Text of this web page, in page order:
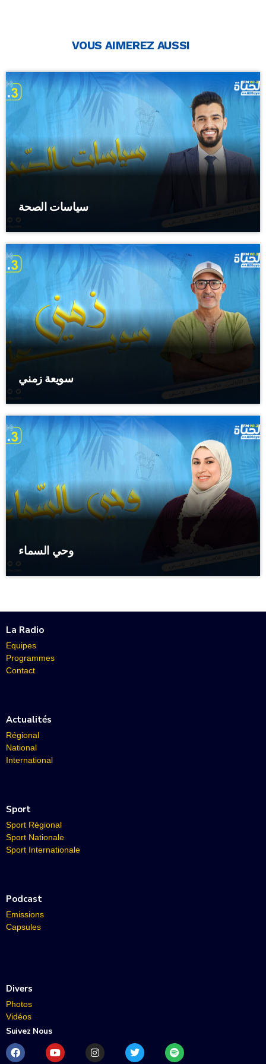
VOUS AIMEREZ AUSSI
سياسات الصحة
سويعة زمني
وحي السماء
La Radio
Equipes
Programmes
Contact
Actualités
Régional
National
International
Sport
Sport Régional
Sport Nationale
Sport Internationale
Podcast
Emissions
Capsules
Divers
Photos
Vidéos
Suivez Nous